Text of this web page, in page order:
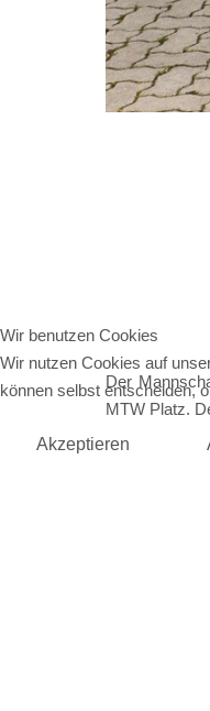
Der
MTW Platz.
Wir benutzen Cookies
Wir nutzen Cookies auf
können selbst entscheiden,
Akzeptieren